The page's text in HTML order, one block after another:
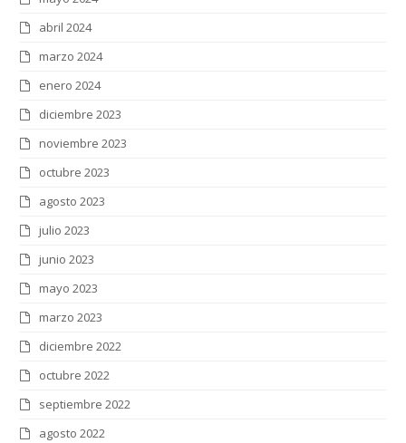
abril 2024
marzo 2024
enero 2024
diciembre 2023
noviembre 2023
octubre 2023
agosto 2023
julio 2023
junio 2023
mayo 2023
marzo 2023
diciembre 2022
octubre 2022
septiembre 2022
agosto 2022